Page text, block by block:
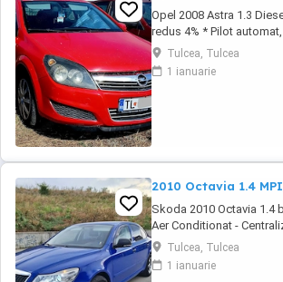
Opel 2008 Astra 1.3
redus 4% * Pilot
Climatronic * Geamuri
electrice * Servodirectie,
original * Computer de
Tulcea, Tulcea
1 ianuarie
2010 Octavia 1.4 MPI
Skoda 2010 Octavia 1.4
Aer Conditionat -
electrice - Oglinzile
bord - Jante din aliaj
RAR - Proiectoare de
Tulcea, Tulcea
1 ianuarie